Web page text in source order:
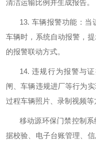
清洁运输比例并生成报告。
13. 车辆报警功能：当
车辆时，系统自动报警，
的报警联动方式。
14.违规行为报警与
闸、车辆违规进厂等行为
过程车辆照片、录制视频等
移动源环保门禁控制
据校验、电子台账管理、